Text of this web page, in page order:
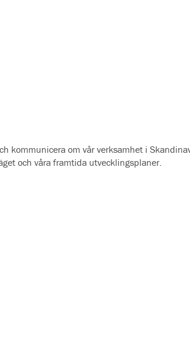
kommunicera om vår verksamhet i
och våra framtida utvecklingsplaner.